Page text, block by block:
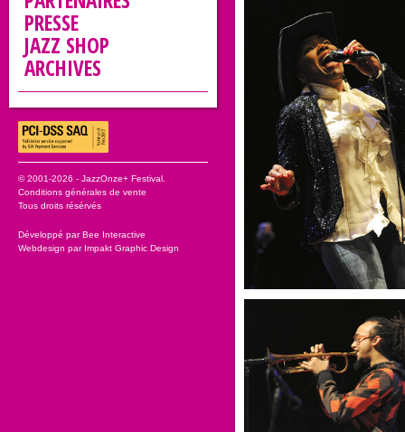
PRESSE
JAZZ SHOP
ARCHIVES
© 2001-2026 - JazzOnze+ Festival.
Conditions générales de vente
Tous droits résérvés
Développé parBee Interactive
Webdesign par Impakt Graphic Design